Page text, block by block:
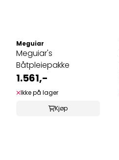
Meguiar
Meguiar's
Båtpleiepakke
1.561,-
Ikke på lager
Kjøp